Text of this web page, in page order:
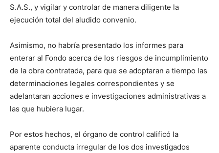
S.A.S., y vigilar y controlar de manera diligente la
ejecución total del aludido convenio.
Asimismo, no habría presentado los informes para
enterar al Fondo acerca de los riesgos de incumplimiento
de la obra contratada, para que se adoptaran a tiempo las
determinaciones legales correspondientes y se
adelantaran acciones e investigaciones administrativas a
las que hubiera lugar.
Por estos hechos, el órgano de control calificó la
aparente conducta irregular de los dos investigados